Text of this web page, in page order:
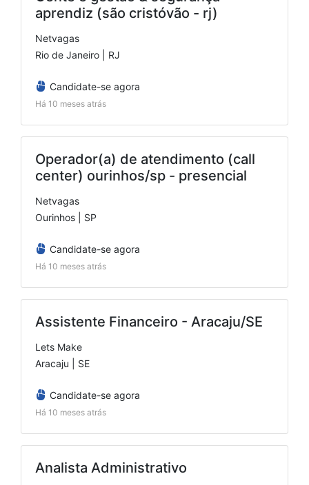
aprendiz (são cristóvão - rj)
Netvagas
Rio de Janeiro | RJ
Candidate-se agora
Há 10 meses atrás
Operador(a) de atendimento (call
center) ourinhos/sp - presencial
Netvagas
Ourinhos | SP
Candidate-se agora
Há 10 meses atrás
Assistente Financeiro - Aracaju/SE
Lets Make
Aracaju | SE
Candidate-se agora
Há 10 meses atrás
Analista Administrativo